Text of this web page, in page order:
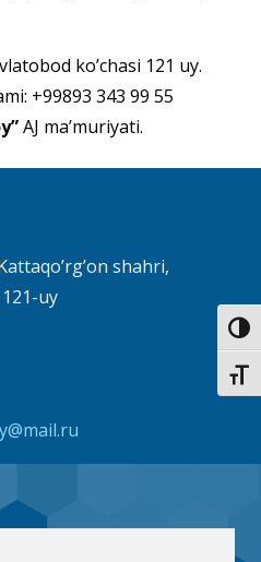
ko’chasi 121 uy.
+99893 343 99 55
AJ ma’muriyati.
shahri,
uy